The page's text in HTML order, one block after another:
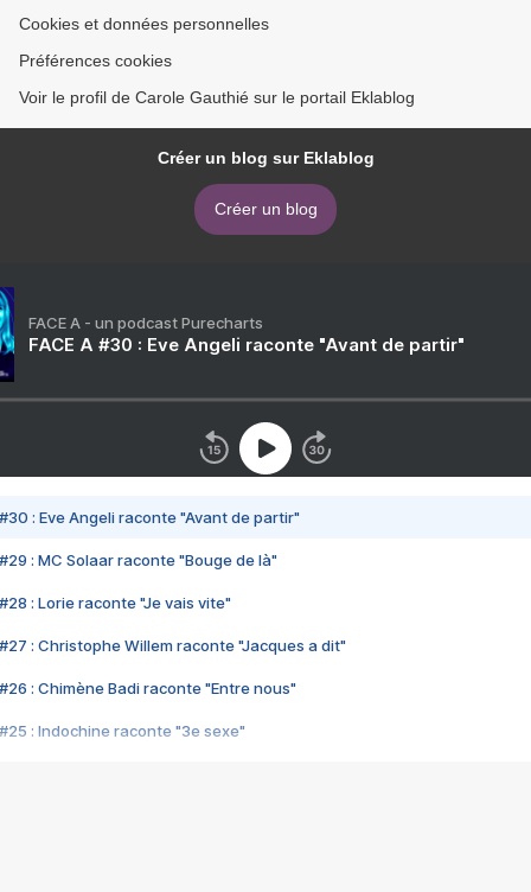
Cookies et données personnelles
Préférences cookies
Voir le profil de Carole Gauthié sur le portail Eklablog
Créer un blog sur Eklablog
Créer un blog
FACE A - un podcast Purecharts
FACE A #30 : Eve Angeli raconte "Avant de partir"
#30 : Eve Angeli raconte "Avant de partir"
#29 : MC Solaar raconte "Bouge de là"
#28 : Lorie raconte "Je vais vite"
#27 : Christophe Willem raconte "Jacques a dit"
#26 : Chimène Badi raconte "Entre nous"
#25 : Indochine raconte "3e sexe"